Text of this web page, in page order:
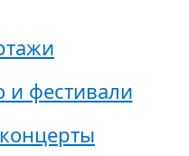
и фестивали